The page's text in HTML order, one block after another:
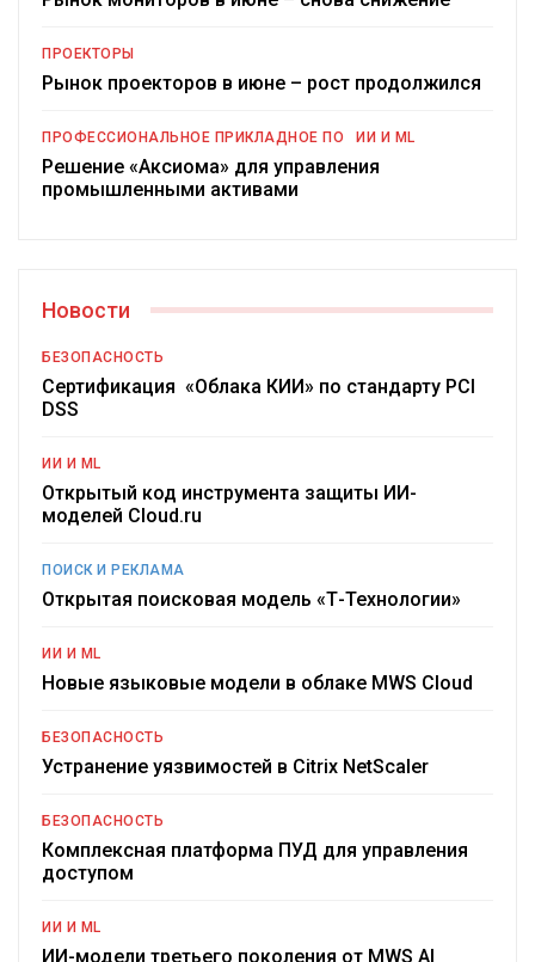
ПРОЕКТОРЫ
Рынок проекторов в июне – рост продолжился
ПРОФЕССИОНАЛЬНОЕ ПРИКЛАДНОЕ ПО ИИ И ML
Решение «Аксиома» для управления
промышленными активами
Новости
БЕЗОПАСНОСТЬ
Сертификация «Облака КИИ» по стандарту PCI
DSS
ИИ И ML
Открытый код инструмента защиты ИИ-
моделей Cloud.ru
ПОИСК И РЕКЛАМА
Открытая поисковая модель «Т-Технологии»
ИИ И ML
Новые языковые модели в облаке MWS Cloud
БЕЗОПАСНОСТЬ
Устранение уязвимостей в Citrix NetScaler
БЕЗОПАСНОСТЬ
Комплексная платформа ПУД для управления
доступом
ИИ И ML
ИИ-модели третьего поколения от MWS AI